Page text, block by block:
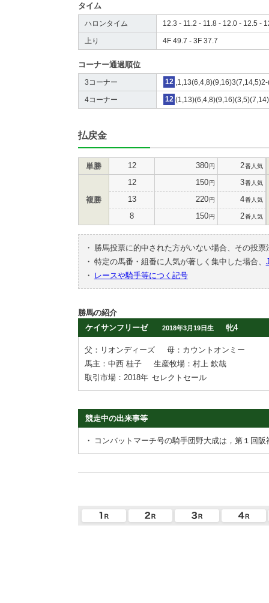
タイム
ハロンタイム 12.3 - 11.2 - 11.8 - 12.0 - 12.5 -
上り 4F 49.7 - 3F 37.7
コーナー通過順位
3コーナー 12
4コーナー 12
払戻金
単勝 12 380円 2番人気
複勝
12 150円 3番人気
13 220円 4番人気
8 150円 2番人気
・
勝馬投票に的中された方がいない場合、その投
・ 特定の馬番・組番に人気が著しく集中した場合、
・
レースや騎手等につく記号
勝馬の紹介
ケイサンフリーゼ
2018年3月19日生 牝4
父：リオンディーズ
母：カウントオンミー
馬主：中西 桂子
生産牧場：村上 欽哉
取引市場：2018年 セレクトセール
競走中の出来事等
・ コンバットマーチ号の騎手団野大成は，第１回